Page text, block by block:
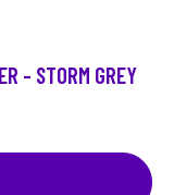
- STORM GREY